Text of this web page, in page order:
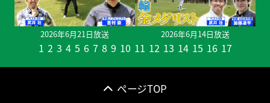
2026年6月21日放送 2026年6月14日放送
1 2 3 4 5 6 7 8 9 10 11 12 13 14 15 16 17
ページTOP